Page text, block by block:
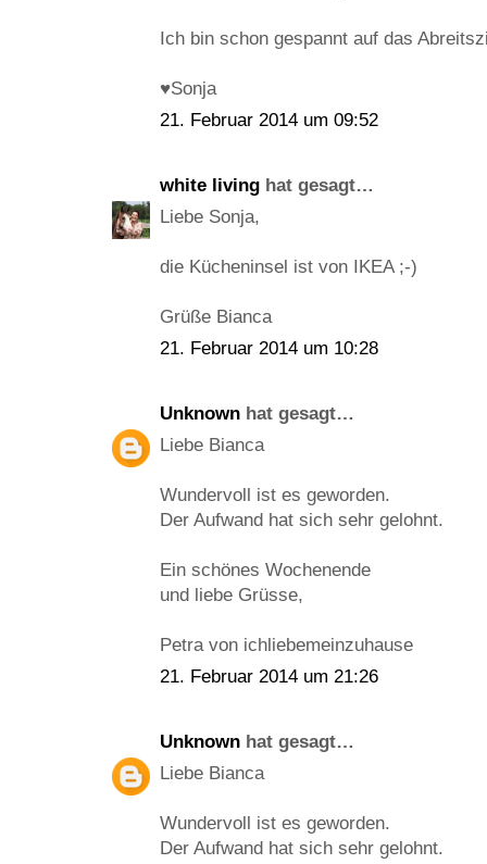
Ich bin schon gespannt auf das
♥Sonja
21. Februar 2014 um 09:52
white living hat gesagt…
Liebe Sonja,
die Kücheninsel ist von IKEA ;-)
Grüße Bianca
21. Februar 2014 um 10:28
Unknown hat gesagt…
Liebe Bianca
Wundervoll ist es geworden.
Der Aufwand hat sich sehr gelohnt.
Ein schönes Wochenende
und liebe Grüsse,
Petra von ichliebemeinzuhause
21. Februar 2014 um 21:26
Unknown hat gesagt…
Liebe Bianca
Wundervoll ist es geworden.
Der Aufwand hat sich sehr gelohnt.